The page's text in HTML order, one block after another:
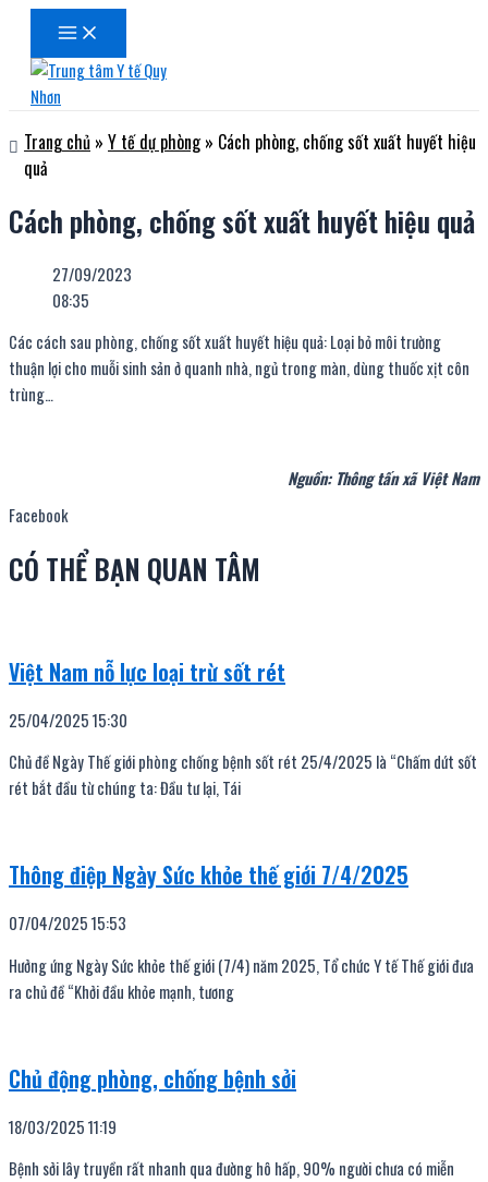
Nhảy
dung
Main
Menu
Trang chủ » Y tế dự phòng» Cách phòng, chống sốt xuất huyết hiệu
quả
Cách phòng, chống sốt xuất huyết hiệu quả
27/09/2023
08:35
Các cách sau phòng, chống sốt xuất huyết hiệu quả: Loại bỏ môi trường
thuận lợi cho muỗi sinh sản ở quanh nhà, ngủ trong màn, dùng thuốc xịt côn
trùng…
Nguồn: Thông tấn xã Việt Nam
Facebook
CÓ THỂ BẠN QUAN TÂM
Việt Nam nỗ lực loại trừ sốt rét
25/04/202515:30
Chủ đề Ngày Thế giới phòng chống bệnh sốt rét 25/4/2025 là “Chấm dứt sốt
rét bắt đầu từ chúng ta: Đầu tư lại, Tái
Thông điệp Ngày Sức khỏe thế giới 7/4/2025
07/04/202515:53
Hưởng ứng Ngày Sức khỏe thế giới (7/4) năm 2025, Tổ chức Y tế Thế giới đưa
ra chủ đề “Khởi đầu khỏe mạnh, tương
Chủ động phòng, chống bệnh sởi
18/03/202511:19
Bệnh sởi lây truyền rất nhanh qua đường hô hấp, 90% người chưa có miễn